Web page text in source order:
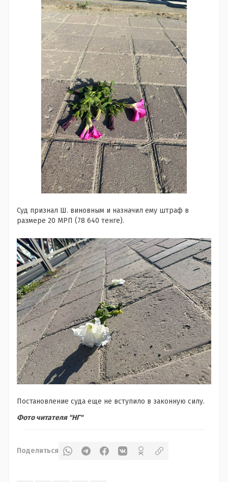
Суд признал Ш. виновным и назначил ему штраф в
размере 20 МРП (78 640 тенге).
Постановление суда еще не вступило в законную силу.
Фото читателя "НГ"
Поделиться